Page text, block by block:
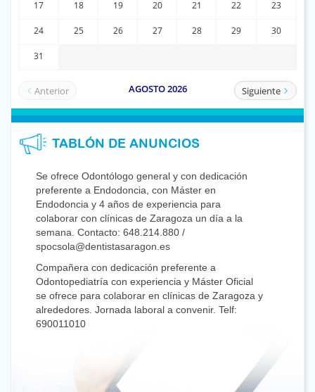
TABLÓN DE ANUNCIOS
Se ofrece Odontólogo general y con dedicación
preferente a Endodoncia, con Máster en
Endodoncia y 4 años de experiencia para
colaborar con clínicas de Zaragoza un día a la
semana. Contacto: 648.214.880 /
spocsola@dentistasaragon.es
Compañera con dedicación preferente a
Odontopediatría con experiencia y Máster Oficial
se ofrece para colaborar en clínicas de Zaragoza y
alrededores. Jornada laboral a convenir. Telf:
690011010
preferente o exclusiva a Endodoncia en Clínica
Privada a 70 Km de Zaragoza. Tlf. 976677564